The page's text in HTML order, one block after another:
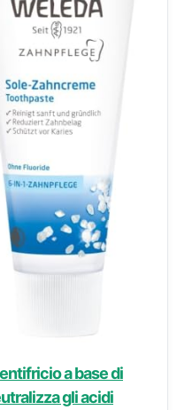
a base di
gli acidi